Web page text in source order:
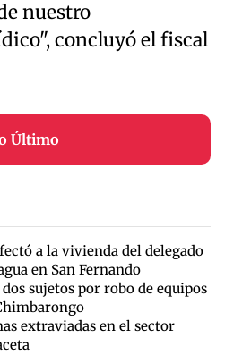
nuestro
concluyó el fiscal
Último
a la vivienda del delegado
en San Fernando
sujetos por robo de equipos
extraviadas en el sector